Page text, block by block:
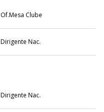
Of.Mesa Clube
Dirigente Nac.
Dirigente Nac.